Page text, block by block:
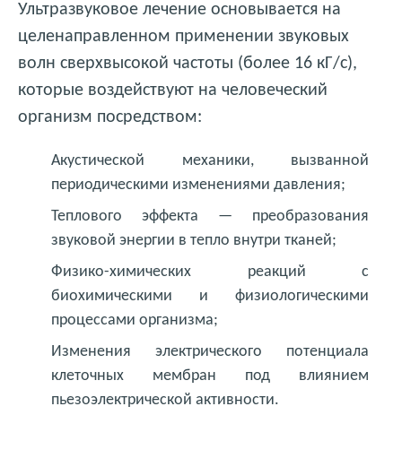
Ультразвуковое лечение основывается на
целенаправленном применении звуковых
волн сверхвысокой частоты (более 16 кГ/с),
которые воздействуют на человеческий
организм посредством:
Акустической механики, вызванной
периодическими изменениями давления;
Теплового эффекта — преобразования
звуковой энергии в тепло внутри тканей;
Физико-химических реакций с
биохимическими и физиологическими
процессами организма;
Изменения электрического потенциала
клеточных мембран под влиянием
пьезоэлектрической активности.